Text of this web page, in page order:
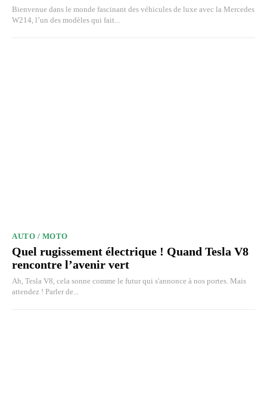
Bienvenue dans le monde fascinant des véhicules de luxe avec la Mercedes
W214, l’un des modèles qui fait...
AUTO / MOTO
Quel rugissement électrique ! Quand Tesla V8
rencontre l’avenir vert
Ah, Tesla V8, cela sonne comme le futur qui s'annonce à nos portes. Mais
attendez ! Parler de...